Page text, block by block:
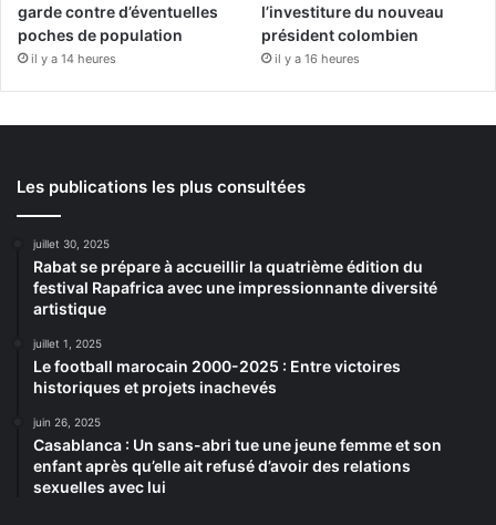
garde contre d’éventuelles
poches de population
il y a 14 heures
l’investiture du nouveau
président colombien
il y a 16 heures
Les publications les plus consultées
juillet 30, 2025
Rabat se prépare à accueillir la quatrième édition du
festival Rapafrica avec une impressionnante diversité
artistique
juillet 1, 2025
Le football marocain 2000-2025 : Entre victoires
historiques et projets inachevés
juin 26, 2025
Casablanca : Un sans-abri tue une jeune femme et son
enfant après qu’elle ait refusé d’avoir des relations
sexuelles avec lui